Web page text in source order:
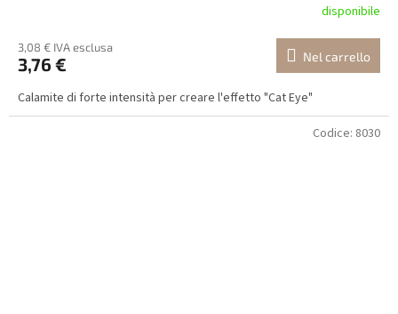
disponibile
3,08 € IVA esclusa
3,76 € Nel carrello
Calamite di forte intensità per creare l'effetto "Cat Eye"
Codice: 8030